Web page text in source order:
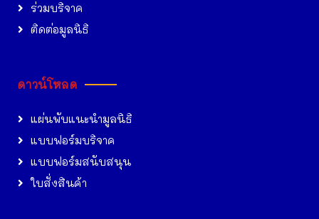
ร่วมบริจาค
ติดต่อมูลนิธิ
ดาวน์โหลด
แผ่นพับแนะนำมูลนิธิ
แบบฟอร์มบริจาค
แบบฟอร์มสนับสนุน
ใบสั่งสินค้า